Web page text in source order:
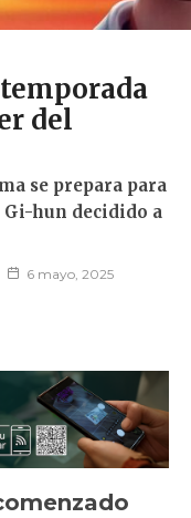
del
se prepara para
Gi-hun decidido a
6 mayo, 2025